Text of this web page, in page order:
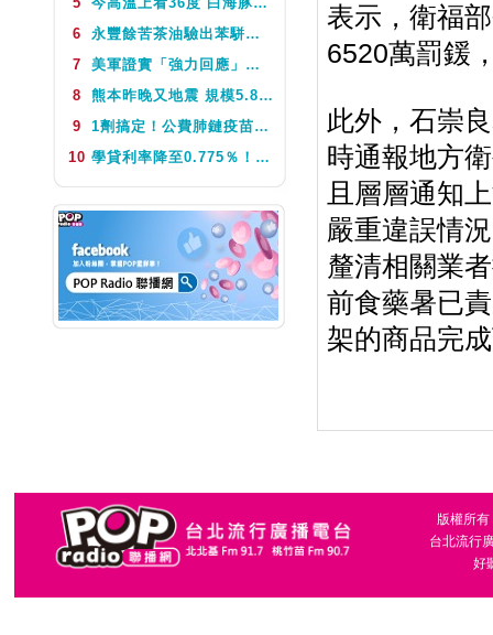
6
永豐餘苦茶油驗出苯駢芘超標 北市衛生局：不分批號全面預防性下架
7
美軍證實「強力回應」伊朗飛彈襲擊 國際油價急漲後仍守穩90美元之上
8
熊本昨晚又地震 規模5.8深度極淺 最大震度5弱、氣象廳籲留意餘震
9
1劑搞定！公費肺鏈疫苗8月10日升級為新型疫苗 疾管署：317萬人受惠
10 學貸利率降至0.775％！台銀8月1日起受理申請 寬限期延長2年
表示，衛福
6520萬罰鍰
此外，石崇
時通報地方
且層層通知
嚴重違誤情
釐清相關業
前食藥暑已
架的商品完
版權所
台北流行
好